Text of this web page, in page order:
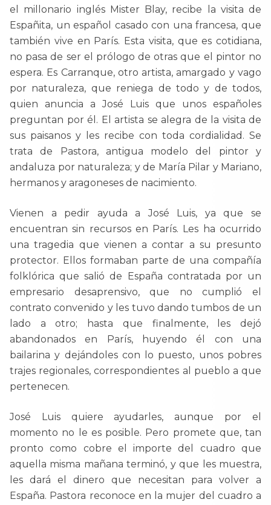
el millonario inglés Mister Blay, recibe la visita de
Españita, un español casado con una francesa, que
también vive en París. Esta visita, que es cotidiana,
no pasa de ser el prólogo de otras que el pintor no
espera. Es Carranque, otro artista, amargado y vago
por naturaleza, que reniega de todo y de todos,
quien anuncia a José Luis que unos españoles
preguntan por él. El artista se alegra de la visita de
sus paisanos y les recibe con toda cordialidad. Se
trata de Pastora, antigua modelo del pintor y
andaluza por naturaleza; y de María Pilar y Mariano,
hermanos y aragoneses de nacimiento.
Vienen a pedir ayuda a José Luis, ya que se
encuentran sin recursos en París. Les ha ocurrido
una tragedia que vienen a contar a su presunto
protector. Ellos formaban parte de una compañía
folklórica que salió de España contratada por un
empresario desaprensivo, que no cumplió el
contrato convenido y les tuvo dando tumbos de un
lado a otro; hasta que finalmente, les dejó
abandonados en París, huyendo él con una
bailarina y dejándoles con lo puesto, unos pobres
trajes regionales, correspondientes al pueblo a que
pertenecen.
José Luis quiere ayudarles, aunque por el
momento no le es posible. Pero promete que, tan
pronto como cobre el importe del cuadro que
aquella misma mañana terminó, y que les muestra,
les dará el dinero que necesitan para volver a
España. Pastora reconoce en la mujer del cuadro a